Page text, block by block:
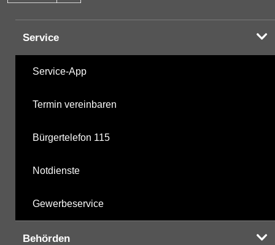
Service
Service-App
Termin vereinbaren
Bürgertelefon 115
Notdienste
Gewerbeservice
Behörden